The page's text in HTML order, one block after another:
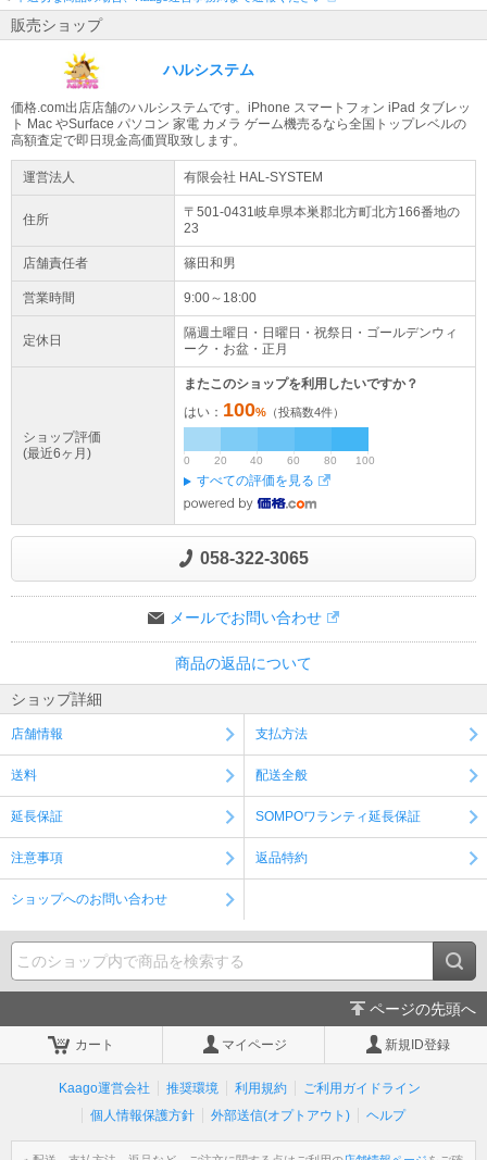
販売ショップ
ハルシステム
価格.com出店店舗のハルシステムです。iPhone スマートフォン iPad タブレッ
ト Mac やSurface パソコン 家電 カメラ ゲーム機売るなら全国トップレベルの
高額査定で即日現金高価買取致します。
運営法人 有限会社 HAL-SYSTEM
住所 〒501-0431岐阜県本巣郡北方町北方166番地の
23
店舗責任者 篠田和男
営業時間 9:00～18:00
定休日
隔週土曜日・日曜日・祝祭日・ゴールデンウィ
ーク・お盆・正月
ショップ評価
(最近6ヶ月)
またこのショップを利用したいですか？
はい： 100% （投稿数4件）
0 20 40 60 80 100
すべての評価を見る
058-322-3065
メールでお問い合わせ
商品の返品について
ショップ詳細
店舗情報 支払方法
送料 配送全般
延長保証 SOMPOワランティ延長保証
注意事項 返品特約
ショップへのお問い合わせ
ページの先頭へ
カート マイページ 新規ID登録
Kaago運営会社 推奨環境 利用規約
ご利用ガイドライン
個人情報保護方針
外部送信(オプトアウト) ヘルプ